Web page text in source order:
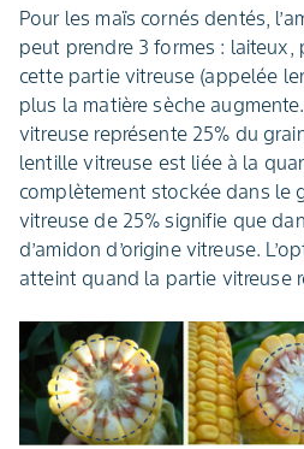
Pour les maïs cornés dentés,
peut prendre 3 formes : laiteux,
cette partie vitreuse (appelée
plus la matière sèche
vitreuse représente 25% du
lentille vitreuse est liée à la
complètement stockée dans le
vitreuse de 25% signifie que
d’amidon d’origine vitreuse.
atteint quand la partie vitreuse